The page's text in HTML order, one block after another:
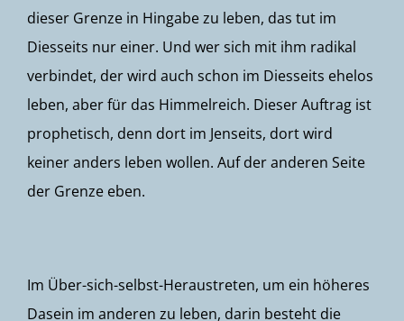
dieser Grenze in Hingabe zu leben, das tut im
Diesseits nur einer. Und wer sich mit ihm radikal
verbindet, der wird auch schon im Diesseits ehelos
leben, aber für das Himmelreich. Dieser Auftrag ist
prophetisch, denn dort im Jenseits, dort wird
keiner anders leben wollen. Auf der anderen Seite
der Grenze eben.
Im Über-sich-selbst-Heraustreten, um ein höheres
Dasein im anderen zu leben, darin besteht die